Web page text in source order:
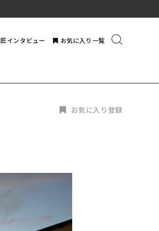
匠インタビュー お気に入り一覧
お気に入り登録